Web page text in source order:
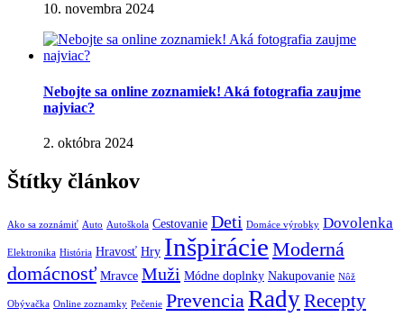
10. novembra 2024
Nebojte sa online zoznamiek! Aká fotografia zaujme
najviac?
2. októbra 2024
Štítky článkov
Ako sa zoznámiť Auto Autoškola Cestovanie Deti Domáce výrobky Dovolenka
Elektronika História Hravosť Hry Inšpirácie Moderná
domácnosť Mravce Muži Módne doplnky Nakupovanie Nôž
Obývačka Online zoznamky Pečenie Prevencia RadyRecepty